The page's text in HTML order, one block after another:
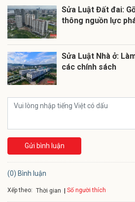
Sửa Luật Đất đai:
thông nguồn lực
Sửa Luật Nhà ở:
các chính sách
Gửi bình luận
(0) Bình luận
Xếp theo: Thời gian Số người thích